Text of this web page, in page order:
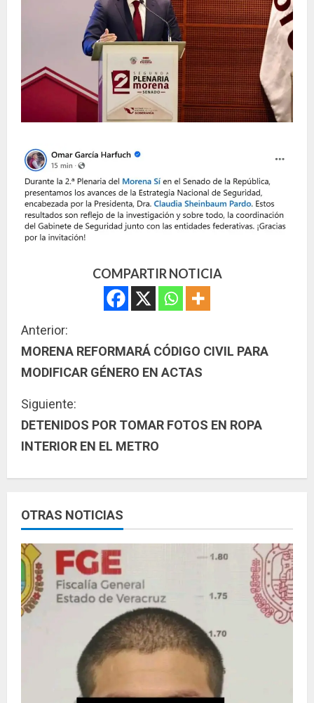
COMPARTIR NOTICIA
S
i
g
u
e
l
e
y
e
n
Anterior:
MORENA REFORMARÁ CÓDIGO CIVIL PARA
MODIFICAR GÉNERO EN ACTAS
Siguiente:
DETENIDOS POR TOMAR FOTOS EN ROPA
INTERIOR EN EL METRO
OTRAS NOTICIAS